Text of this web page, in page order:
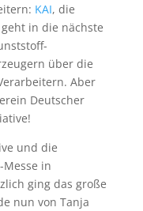
KAI, die
in die nächste
über die
Aber
Deutscher
und die
in
ging das große
nun von Tanja